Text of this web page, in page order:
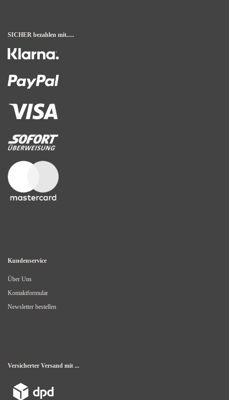
SICHER bezahlen mit.....
Kundenservice
Über Uns
Kontaktformular
Newsletter bestellen
Versicherter Versand mit ...